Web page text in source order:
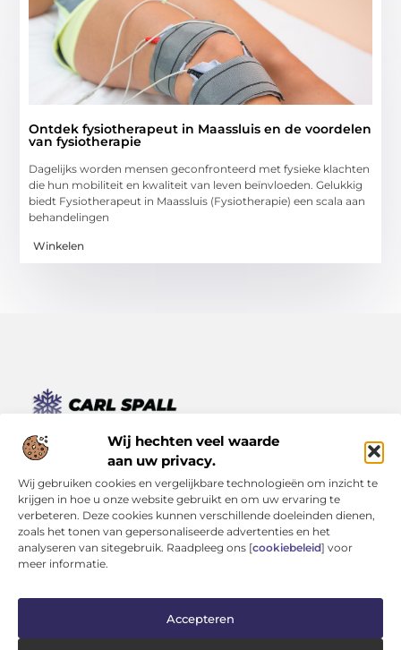
Wij hechten veel waarde
aan uw privacy.
Wij gebruiken cookies en vergelijkbare technologieën om inzicht te
krijgen in hoe u onze website gebruikt en om uw ervaring te
verbeteren. Deze cookies kunnen verschillende doeleinden dienen,
zoals het tonen van gepersonaliseerde advertenties en het
analyseren van sitegebruik. Raadpleeg ons [cookiebeleid] voor
meer informatie.
Accepteren
Ontdek fysiotherapeut in Maassluis en de voordelen
van fysiotherapie
Dagelijks worden mensen geconfronteerd met fysieke klachten
die hun mobiliteit en kwaliteit van leven beïnvloeden. Gelukkig
biedt Fysiotherapeut in Maassluis (Fysiotherapie) een scala aan
behandelingen
Winkelen
Van kleine momenten tot grote inzichten – lees het hier.
Ontdek een verscheidenheid aan blogs en artikelen die je
dagelijks leven verrijken, van inspirerende verhalen tot
praktische tips.
Bericht categorie
Onze informatie